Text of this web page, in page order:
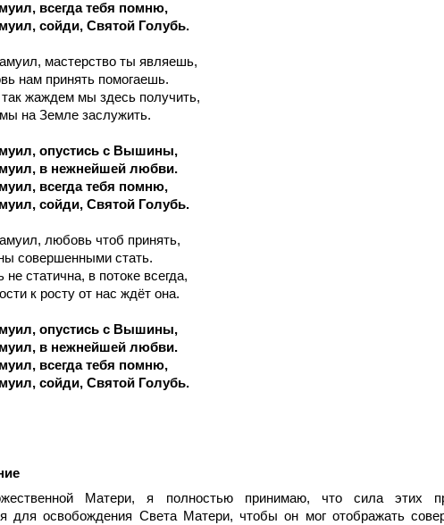
всегда тебя помню,
сойди, Святой Голубь.
мастерство ты являешь,
нам принять помогаешь.
жаждем мы здесь получить,
на Земле заслужить.
опустись с Вышины,
в нежнейшей любви.
всегда тебя помню,
сойди, Святой Голубь.
любовь чтоб принять,
совершенными стать.
статична, в потоке всегда,
к росту от нас ждёт она.
опустись с Вышины,
в нежнейшей любви.
всегда тебя помню,
сойди, Святой Голубь.
Матери, я полностью принимаю, что сила этих
для освобождения Света Матери, чтобы он мог отображать